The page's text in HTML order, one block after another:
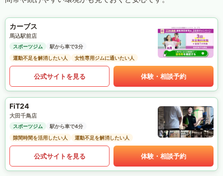
カーブス
馬込駅前店
スポーツジム
駅から車で3分
運動不足を解消したい人
女性専用ジムに通いたい人
公式サイトを見る 体験・相談予約
FiT24
大田千鳥店
スポーツジム
駅から車で4分
隙間時間を活用したい人
運動不足を解消したい人
公式サイトを見る 体験・相談予約